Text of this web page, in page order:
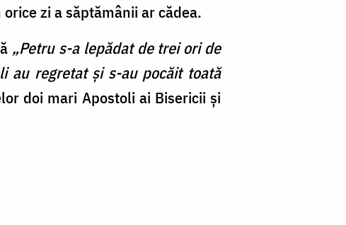
zi a săptămânii ar cădea.
„Petru s-a lepădat de trei ori de
au regretat și s-au pocăit toată
doi mari Apostoli ai Bisericii și